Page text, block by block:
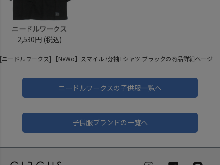
ニードルワークス
2,530円 (税込)
[ニードルワークス] 【NeWo】スマイル7分袖Tシャツ ブラックの商品詳細ページ
ニードルワークスの子供服一覧へ
子供服ブランドの一覧へ